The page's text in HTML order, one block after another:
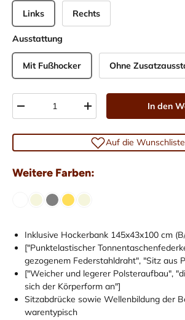
Links Rechts
Ausstattung
Mit Fußhocker Ohne
-
+ In den
Auf die Wunschliste
Weitere Farben:
Inklusive Hockerbank 145x43x100 cm
["Punktelastischer
gezogenem Federstahldraht", "Sitz aus
["Weicher und legerer Polsteraufbau",
sich der Körperform an"]
Sitzabdrücke sowie Wellenbildung der
warentypisch